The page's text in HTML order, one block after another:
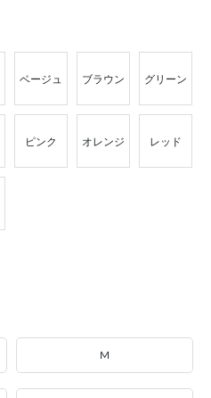
ベージュ ブラウン グリーン
ピンク オレンジ レッド
M